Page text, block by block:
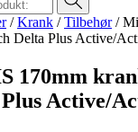
/Krank /Tilbehør/
Delta Plus Active/
170mm
Active/